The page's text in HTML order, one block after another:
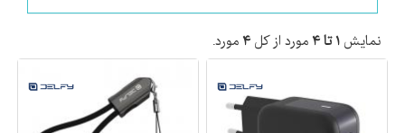
نمایش ۱ تا ۴ مورد از کل ۴ مورد.